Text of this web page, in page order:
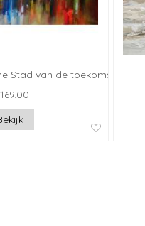
Stad van de toekomst